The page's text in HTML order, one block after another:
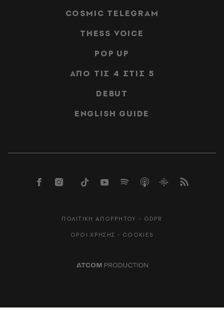
COSMIC TELEGRAM
THESS VOICE
POP UP
ΑΠΟ ΤΙΣ 4 ΣΤΙΣ 5
DEBUT
ENGLISH GUIDE
ΠΟΛΙΤΙΚΗ ΑΠΟΡΡΗΤΟΥ - GDPR
ΟΡΟΙ ΧΡΗΣΗΣ - COOKIES